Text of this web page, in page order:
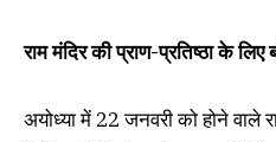
राम मंदिर की प्राण-प्रतिष्ठा के
अयोध्या में 22 जनवरी को होने वाले